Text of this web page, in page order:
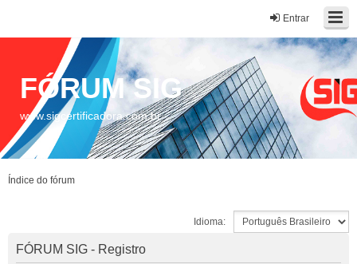
Entrar
FÓRUM SIG
www.sigcertificadora.com.br
Índice do fórum
Idioma:
FÓRUM SIG - Registro